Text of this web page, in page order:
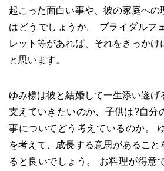
起こった面白い事や、彼の家庭へ
はどうでしょうか。 ブライダルフ
レット等があれば、それをきっか
と思います。
ゆみ様は彼と結婚して一生添い遂げ
支えていきたいのか、子供は?自分
事についてどう考えているのか。
を考えて、成長する意思があること
ると良いでしょう。 お料理が得意